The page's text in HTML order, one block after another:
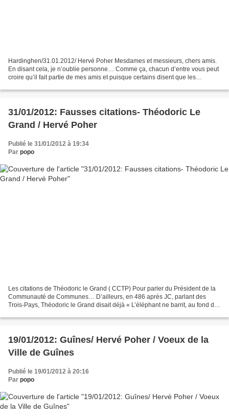
Hardinghen/31.01.2012/ Hervé Poher Mesdames et messieurs, chers amis.
En disant cela, je n’oublie personne… Comme ça, chacun d’entre vous peut
croire qu’il fait partie de mes amis et puisque certains disent que les
31/01/2012: Fausses citations- Théodoric Le
Grand / Hervé Poher
Publié le 31/01/2012 à 19:34
Par popo
Les citations de Théodoric le Grand ( CCTP) Pour parler du Président de la
Communauté de Communes… D’ailleurs, en 486 après JC, parlant des
Trois-Pays, Théodoric le Grand disait déjà « L’éléphant ne barrit, au fond de
19/01/2012: Guînes/ Hervé Poher / Voeux de la
Ville de Guînes
Publié le 19/01/2012 à 20:16
Par popo